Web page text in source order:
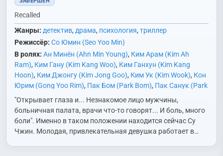
Recalled
Жанры: детектив, драма, психология, триллер
Режиссёр: Со Юмин (Seo Yoo Min)
В ролях: Ан Минён (Ahn Min Young), Ким Арам (Kim Ah
Ram), Ким Гану (Kim Kang Woo), Ким Ганхун (Kim Kang
Hoon), Ким Джонгу (Kim Jong Goo), Ким Ук (Kim Wook), Кон
Юрим (Gong Yoo Rim), Пак Бом (Park Bom), Пак Санук (Park
Sang Wook)
Пэ Джеги (Bae Je Gi)
Со Еджи (Seo Ye Ji)
Сон Гёный (Song Kyung Eui),
(Sung Hyuk)
Сон Чхангю (Song Chang Gyu)
Чон Гисоп
(Jung Gi Sub)
"Открывает глаза и... Незнакомое лицо мужчины,
больничная палата, врачи что-то говорят... И боль, много
боли". Именно в таком положении находится сейчас Су
Чжин. Молодая, привлекательная девушка работает в…